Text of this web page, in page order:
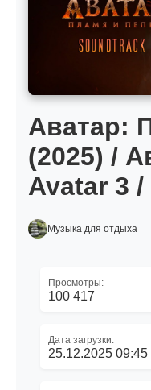
Аватар:
(2025) /
Avatar 3
Музыка для отдыха
Просмотры:
100 417
Дата загрузки:
25.12.2025 09:45